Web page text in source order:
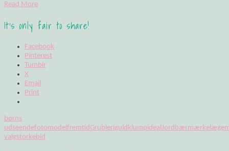
Read More
It's only fair to share!
Facebook
Pinterest
Tumblr
X
Email
Print
børns
udseendefotomodel fremtidGrubleriguldklumpideal Jordbærmærke læge
valgstorkebid